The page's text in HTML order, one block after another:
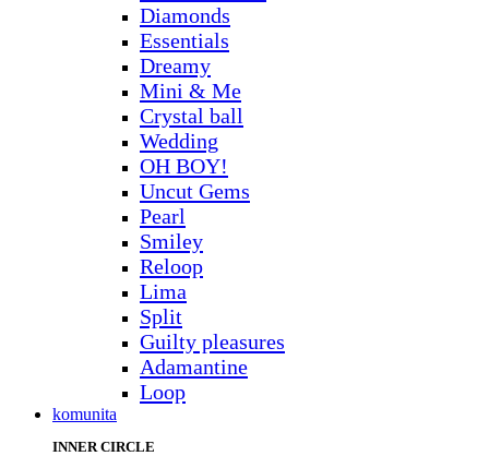
Diamonds
Essentials
Dreamy
Mini & Me
Crystal ball
Wedding
OH BOY!
Uncut Gems
Pearl
Smiley
Reloop
Lima
Split
Guilty pleasures
Adamantine
Loop
komunita
INNER CIRCLE